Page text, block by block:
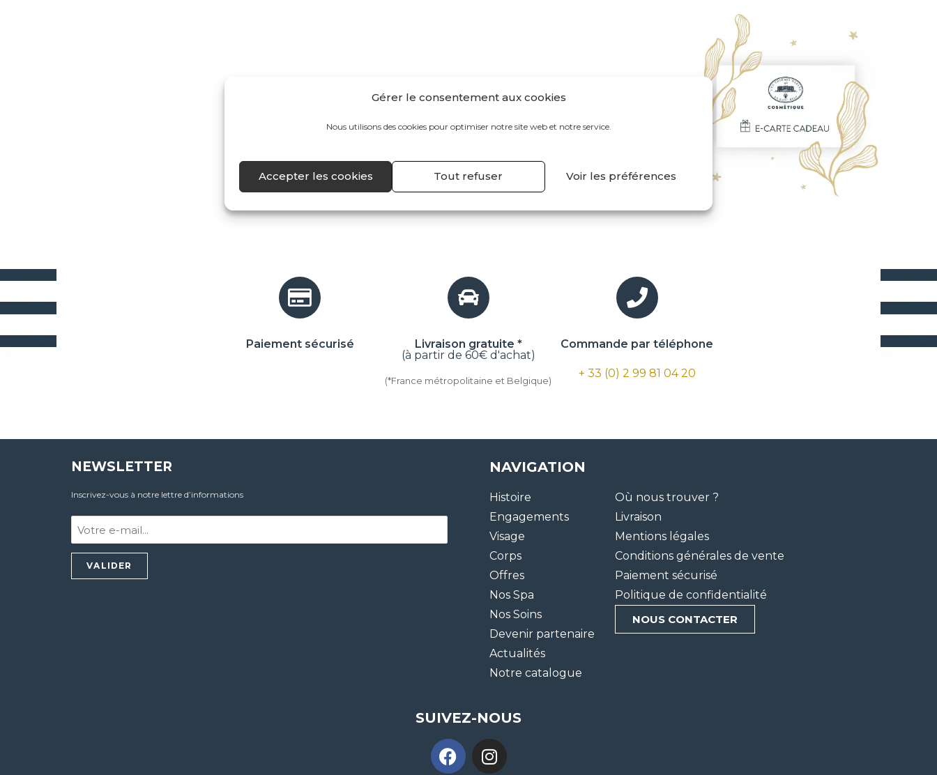
Gérer le consentement aux cookies
Nous utilisons des cookies pour optimiser notre site web et notre service.
Accepter les cookies Tout refuser Voir les préférences
Paiement sécurisé
Livraison gratuite *
(à partir de 60€ d'achat)
(*France métropolitaine et Belgique)
Commande par téléphone
+ 33 (0) 2 99 81 04 20
NEWSLETTER
Inscrivez-vous à notre lettre d’informations
Votre
e-
mail
:
NAVIGATION
Histoire
Engagements
Visage
Corps
Offres
Nos Spa
Nos Soins
Devenir partenaire
Actualités
Notre catalogue
Où nous trouver ?
Livraison
Mentions légales
Conditions générales de vente
Paiement sécurisé
Politique de confidentialité
NOUS CONTACTER
SUIVEZ-NOUS